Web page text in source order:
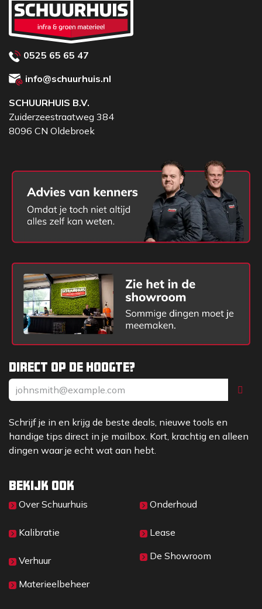
Direct op de hoogte?
Schrijf je in en krijg de beste deals, nieuwe tools en
handige tips direct in je mailbox. Kort, krachtig en alleen
dingen waar je echt wat aan hebt.
Bekijk ook
Over Sc​huurhuis
Kalibratie
Verhuur
Materieelbeheer
Onderhoud
Lease
De Showroom
0525 65 65 47
info@schuurhuis.nl
SCHUURHUIS B.V.
Zuiderzeestraatweg 384
8096 CN Oldebroek